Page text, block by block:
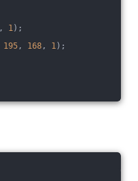
, 1 );
195 , 168 , 1 );